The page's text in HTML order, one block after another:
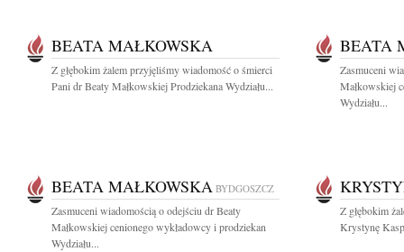
BEATA MAŁKOWSKA
Z głębokim żalem przyjęliśmy wiadomość o śmierci
Pani dr Beaty Małkowskiej Prodziekana Wydziału...
BEATA
Zasmuceni
Małkowskiej
Wydziału...
BEATA MAŁKOWSKA BYDGOSZCZ
Zasmuceni wiadomością o odejściu dr Beaty
Małkowskiej cenionego wykładowcy i prodziekan
Wydziału...
Z głębokim
Krystynę